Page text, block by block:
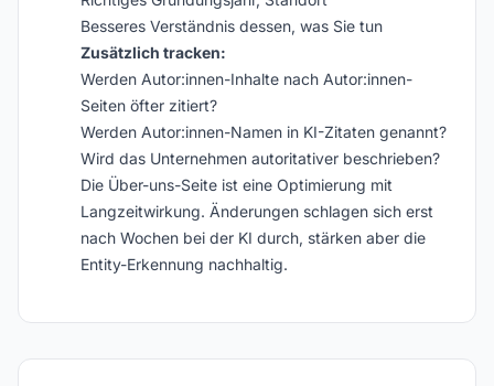
Besseres Verständnis dessen, was Sie tun
Zusätzlich tracken:
Werden Autor:innen-Inhalte nach Autor:innen-
Seiten öfter zitiert?
Werden Autor:innen-Namen in KI-Zitaten genannt?
Wird das Unternehmen autoritativer beschrieben?
Die Über-uns-Seite ist eine Optimierung mit
Langzeitwirkung. Änderungen schlagen sich erst
nach Wochen bei der KI durch, stärken aber die
Entity-Erkennung nachhaltig.